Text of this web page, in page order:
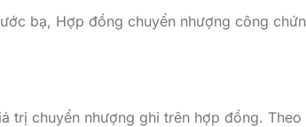
bạ, Hợp đồng chuyển nhượng công
trị chuyển nhượng ghi trên hợp đồng. Theo